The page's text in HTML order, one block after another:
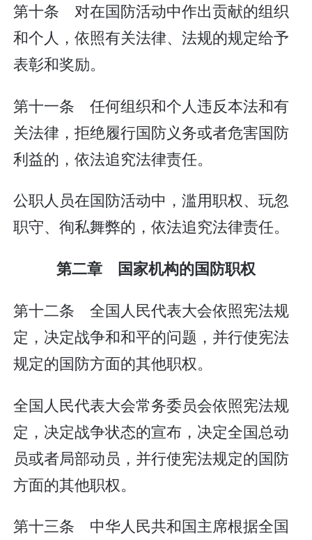
第十条 对在国防活动中作出贡献的组织
和个人，依照有关法律、法规的规定给予
表彰和奖励。
第十一条 任何组织和个人违反本法和有
关法律，拒绝履行国防义务或者危害国防
利益的，依法追究法律责任。
公职人员在国防活动中，滥用职权、玩忽
职守、徇私舞弊的，依法追究法律责任。
第二章 国家机构的国防职权
第十二条 全国人民代表大会依照宪法规
定，决定战争和和平的问题，并行使宪法
规定的国防方面的其他职权。
全国人民代表大会常务委员会依照宪法规
定，决定战争状态的宣布，决定全国总动
员或者局部动员，并行使宪法规定的国防
方面的其他职权。
第十三条 中华人民共和国主席根据全国